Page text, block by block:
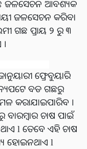
ଜଳସେଚନ ଆବଶ୍ୟକ
ଜଳସେଚନ କରିବା
ଗଛ ପ୍ରାୟ ୨ ରୁ ୩
ଫ୍ରେବୁୟାରି
ବଡ ଗଛରୁ
କରାଯାଇପାରିବ ।
ବାରମ୍ବାର ଚାଷ ପାଇଁ
l ତେବେ ଏହି ଚାଷ
ହୋଇନଥାଏ l